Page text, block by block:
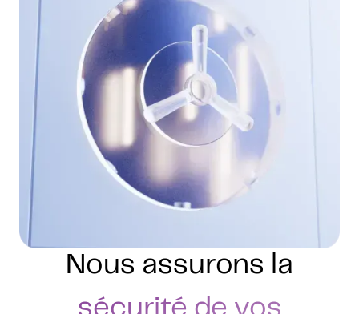
Nous assurons la
sécurité de vos